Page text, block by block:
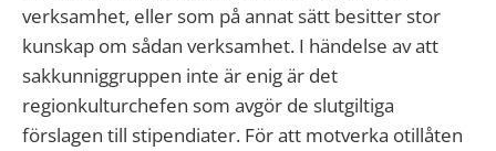
verksamhet, eller som på annat sätt besitter stor
kunskap om sådan verksamhet. I händelse av att
sakkunniggruppen inte är enig är det
regionkulturchefen som avgör de slutgiltiga
förslagen till stipendiater. För att motverka otillåten